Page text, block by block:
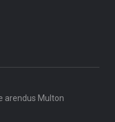
arendus Multon